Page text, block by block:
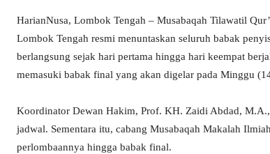
HarianNusa, Lombok Tengah – Musabaqah Tilawatil
Lombok Tengah resmi menuntaskan seluruh babak
berlangsung sejak hari pertama hingga hari keempat
memasuki babak final yang akan digelar pada Minggu
Koordinator Dewan Hakim, Prof. KH. Zaidi Abdad,
jadwal. Sementara itu, cabang Musabaqah Makalah
perlombaannya hingga babak final.